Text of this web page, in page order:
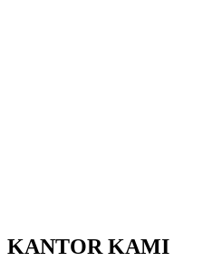
KANTOR KAMI